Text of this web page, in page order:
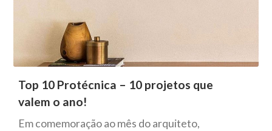
Top 10 Protécnica – 10 projetos que
valem o ano!
Em comemoração ao mês do arquiteto,